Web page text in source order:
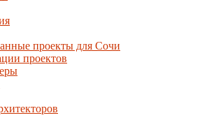
проекты для Сочи
проектов